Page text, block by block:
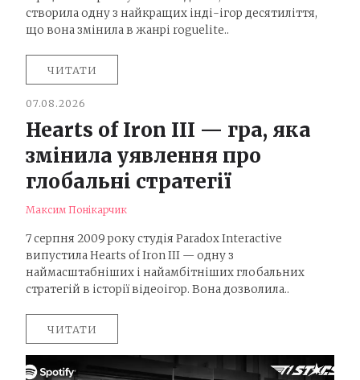
створила одну з найкращих інді-ігор десятиліття,
що вона змінила в жанрі roguelite..
ЧИТАТИ
07.08.2026
Hearts of Iron III — гра, яка
змінила уявлення про
глобальні стратегії
Максим Понікарчик
7 серпня 2009 року студія Paradox Interactive
випустила Hearts of Iron III — одну з
наймасштабніших і найамбітніших глобальних
стратегій в історії відеоігор. Вона дозволила..
ЧИТАТИ